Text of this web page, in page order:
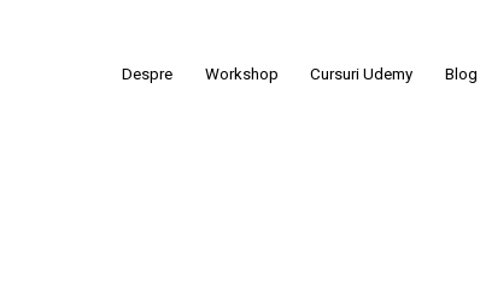
Despre Workshop Cursuri Udemy Blog